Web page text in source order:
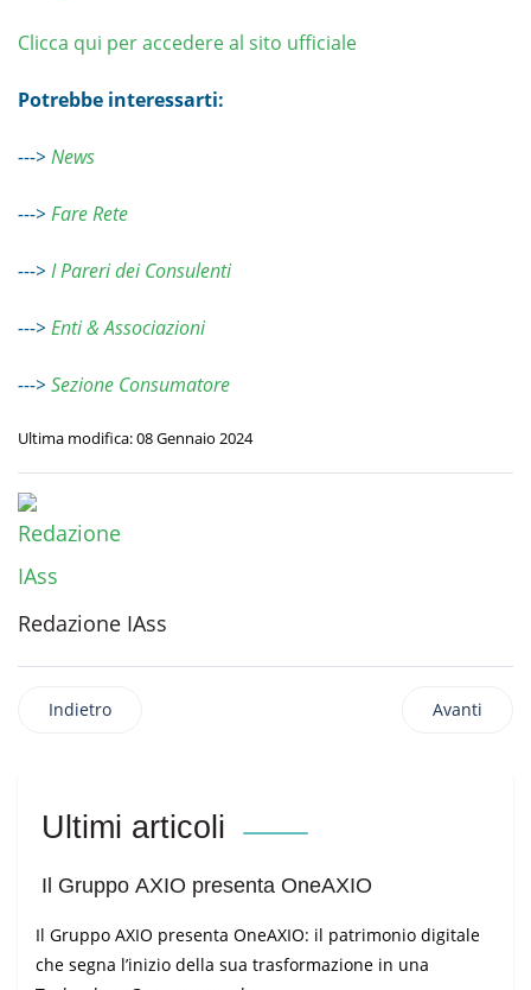
Clicca qui per accedere al sito ufficiale
Potrebbe interessarti:
---> News
---> Fare Rete
---> I Pareri dei Consulenti
---> Enti & Associazioni
---> Sezione Consumatore
Ultima modifica: 08 Gennaio 2024
Redazione IAss
Indietro Avanti
Ultimi articoli
Il Gruppo AXIO presenta OneAXIO
Il Gruppo AXIO presenta OneAXIO: il patrimonio digitale
che segna l’inizio della sua trasformazione in una